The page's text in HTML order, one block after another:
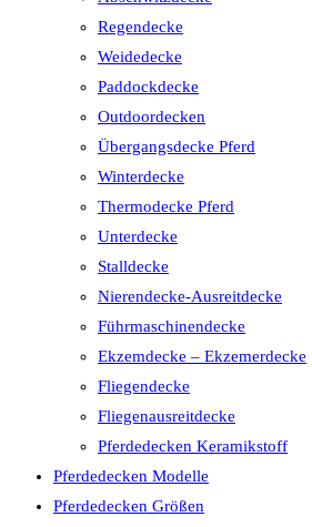
Regendecke
Weidedecke
Paddockdecke
Outdoordecken
Übergangsdecke Pferd
Winterdecke
Thermodecke Pferd
Unterdecke
Stalldecke
Nierendecke-Ausreitdecke
Führmaschinendecke
Ekzemdecke – Ekzemerdecke
Fliegendecke
Fliegenausreitdecke
Pferdedecken Keramikstoff
Pferdedecken Modelle
Pferdedecken Größen